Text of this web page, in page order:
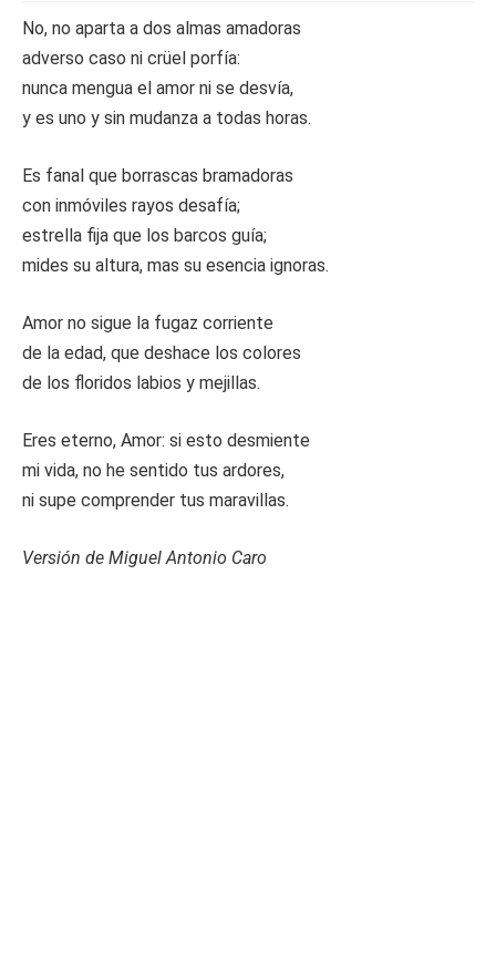
No, no aparta a dos almas amadoras
adverso caso ni crüel porfía:
nunca mengua el amor ni se desvía,
y es uno y sin mudanza a todas horas.
Es fanal que borrascas bramadoras
con inmóviles rayos desafía;
estrella fija que los barcos guía;
mides su altura, mas su esencia ignoras.
Amor no sigue la fugaz corriente
de la edad, que deshace los colores
de los floridos labios y mejillas.
Eres eterno, Amor: si esto desmiente
mi vida, no he sentido tus ardores,
ni supe comprender tus maravillas.
Versión de Miguel Antonio Caro